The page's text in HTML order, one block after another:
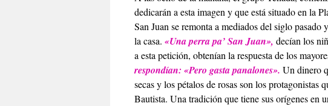
dedicarán a esta imagen y que está situado en la
San Juan se remonta a mediados del siglo
la casa. «Una perra pa’ San Juan», decían los
a esta petición, obtenían la respuesta de los
respondían: «Pero gasta panalones». Un dinero
secas y los pétalos de rosas son los protagonistas
Bautista. Una tradición que tiene sus orígenes en